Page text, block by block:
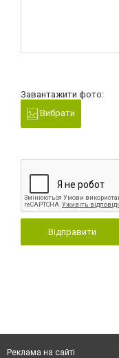
Завантажити фото:
Вибрати
Відправити
Реклама на сайті